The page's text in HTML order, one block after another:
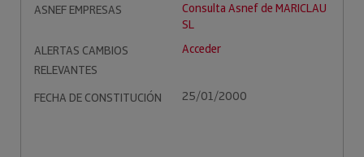
ASNEF EMPRESAS
Consulta Asnef de MARICLAU
SL
ALERTAS CAMBIOS
RELEVANTES
Acceder
FECHA DE CONSTITUCIÓN 25/01/2000